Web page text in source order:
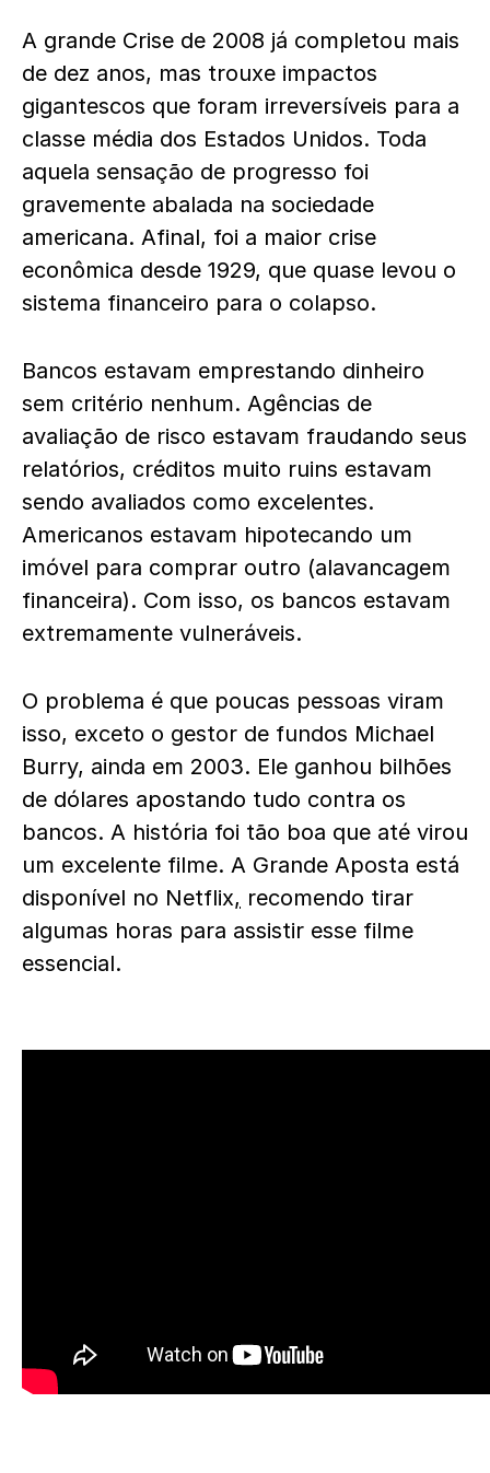
A grande Crise de 2008 já completou mais
de dez anos, mas trouxe impactos
gigantescos que foram irreversíveis para a
classe média dos Estados Unidos. Toda
aquela sensação de progresso foi
gravemente abalada na sociedade
americana. Afinal, foi a maior crise
econômica desde 1929, que quase levou o
sistema financeiro para o colapso.
Bancos estavam emprestando dinheiro
sem critério nenhum. Agências de
avaliação de risco estavam fraudando seus
relatórios, créditos muito ruins estavam
sendo avaliados como excelentes.
Americanos estavam hipotecando um
imóvel para comprar outro (alavancagem
financeira). Com isso, os bancos estavam
extremamente vulneráveis.
O problema é que poucas pessoas viram
isso, exceto o gestor de fundos Michael
Burry, ainda em 2003. Ele ganhou bilhões
de dólares apostando tudo contra os
bancos. A história foi tão boa que até virou
um excelente filme. A Grande Aposta está
disponível no Netflix, recomendo tirar
algumas horas para assistir esse filme
essencial.